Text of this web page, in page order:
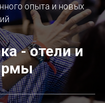
опыта и новых
- отели и